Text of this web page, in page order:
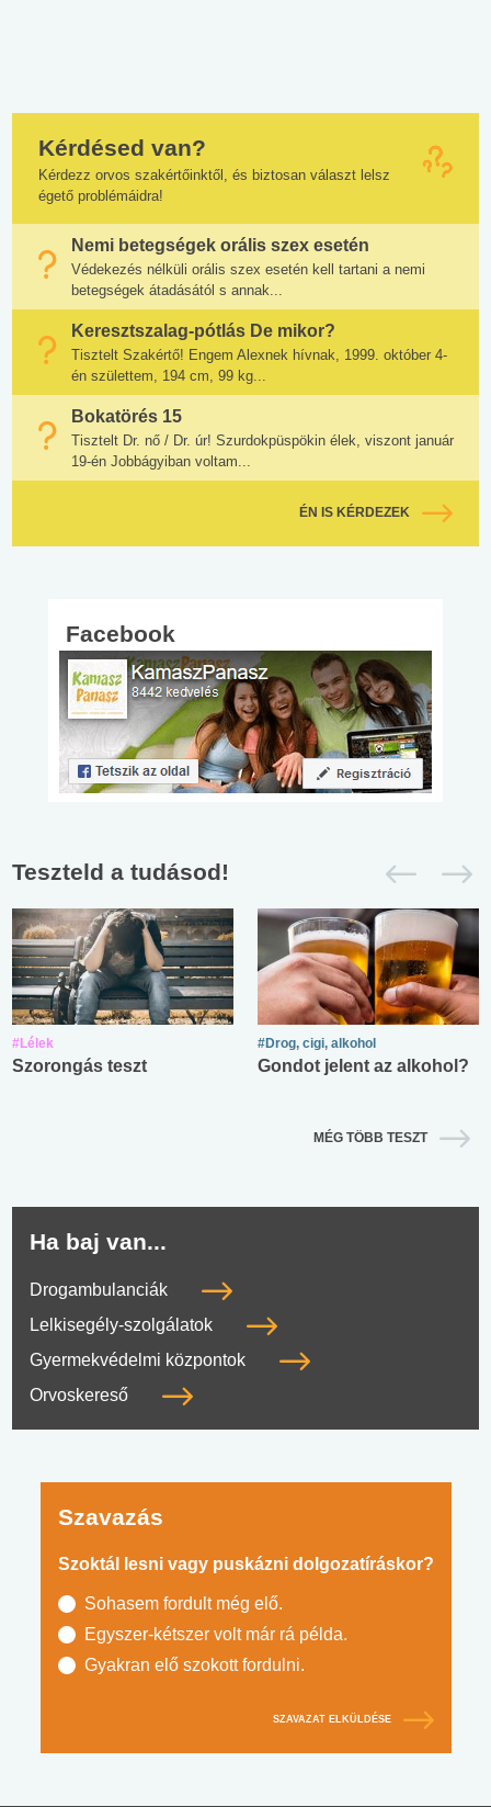
Kérdésed van?
Kérdezz orvos szakértőinktől, és biztosan választ lelsz
égető problémáidra!
Nemi betegségek orális szex esetén
Védekezés nélküli orális szex esetén kell tartani a nemi
betegségek átadásától s annak...
Keresztszalag-pótlás De mikor?
Tisztelt Szakértő! Engem Alexnek hívnak, 1999. október 4-
én születtem, 194 cm, 99 kg...
Bokatörés 15
Tisztelt Dr. nő / Dr. úr! Szurdokpüspökin élek, viszont január
19-én Jobbágyiban voltam...
ÉN IS KÉRDEZEK
Facebook
Teszteld a tudásod!
#Lélek
Szorongás teszt
#Drog, cigi, alkohol
Gondot jelent az alkohol?
MÉG TÖBB TESZT
Ha baj van...
Drogambulanciák
Lelkisegély-szolgálatok
Gyermekvédelmi központok
Orvoskereső
Szavazás
Szoktál lesni vagy puskázni dolgozatíráskor?
Sohasem fordult még elő.
Egyszer-kétszer volt már rá példa.
Gyakran elő szokott fordulni.
SZAVAZAT ELKÜLDÉSE